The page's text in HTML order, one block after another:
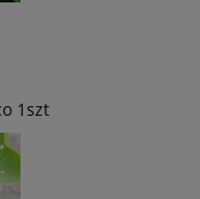
1szt